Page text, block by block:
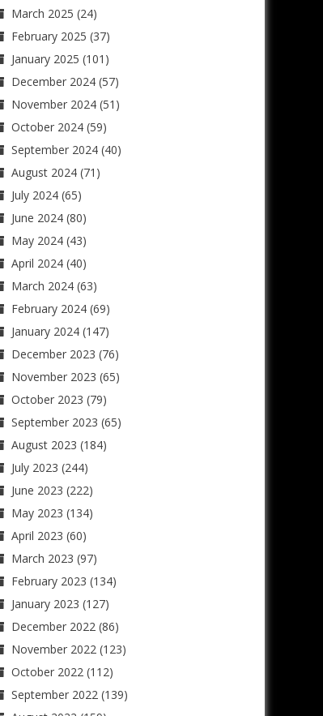
March 2025 (24)
February 2025 (37)
January 2025 (101)
December 2024(57)
November 2024(51)
October 2024(59)
September 2024(40)
August 2024(71)
July 2024(65)
June 2024(80)
May 2024(43)
April 2024(40)
March 2024(63)
February 2024(69)
January 2024(147)
December 2023 (76)
November 2023 (65)
October 2023 (79)
September 2023 (65)
August 2023 (184)
July 2023 (244)
June 2023 (222)
May 2023 (134)
April 2023 (60)
March 2023 (97)
February 2023 (134)
January 2023 (127)
December 2022(86)
November 2022(123)
October 2022(112)
September 2022(139)